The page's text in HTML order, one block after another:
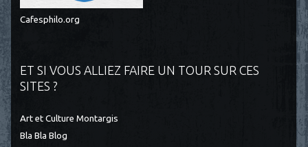
Cafesphilo.org
ET SI VOUS ALLIEZ FAIRE UN TOUR SUR CES
SITES ?
Art et Culture Montargis
Bla Bla Blog